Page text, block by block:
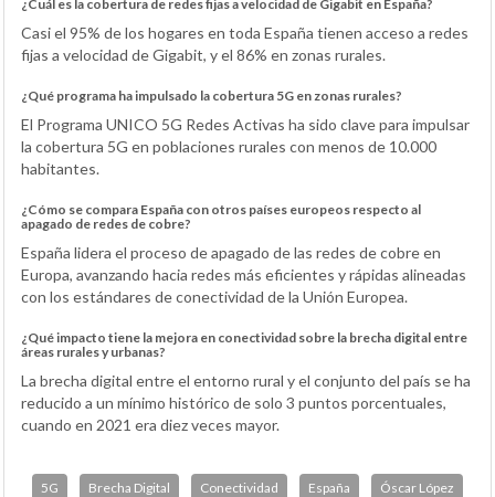
¿Cuál es la cobertura de redes fijas a velocidad de Gigabit en España?
Casi el 95% de los hogares en toda España tienen acceso a redes
fijas a velocidad de Gigabit, y el 86% en zonas rurales.
¿Qué programa ha impulsado la cobertura 5G en zonas rurales?
El Programa UNICO 5G Redes Activas ha sido clave para impulsar
la cobertura 5G en poblaciones rurales con menos de 10.000
habitantes.
¿Cómo se compara España con otros países europeos respecto al
apagado de redes de cobre?
España lidera el proceso de apagado de las redes de cobre en
Europa, avanzando hacia redes más eficientes y rápidas alineadas
con los estándares de conectividad de la Unión Europea.
¿Qué impacto tiene la mejora en conectividad sobre la brecha digital entre
áreas rurales y urbanas?
La brecha digital entre el entorno rural y el conjunto del país se ha
reducido a un mínimo histórico de solo 3 puntos porcentuales,
cuando en 2021 era diez veces mayor.
5G Brecha Digital Conectividad España Óscar López